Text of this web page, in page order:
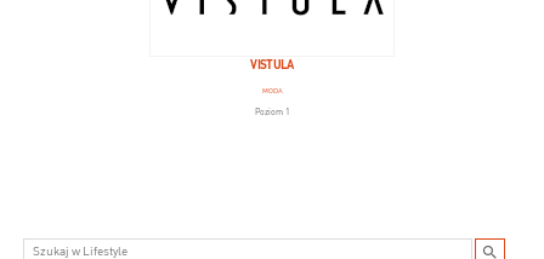
VISTULA
MODA
Poziom 1